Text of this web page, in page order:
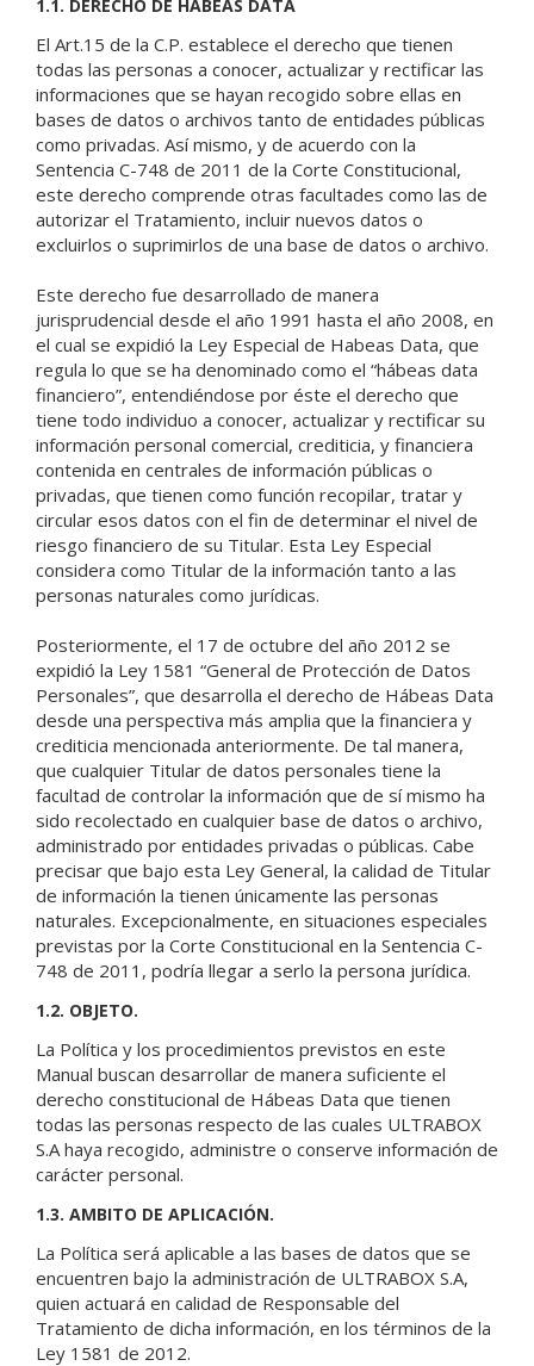
1.1. DERECHO DE HABEAS DATA
El Art.15 de la C.P. establece el derecho que tienen
todas las personas a conocer, actualizar y rectificar las
informaciones que se hayan recogido sobre ellas en
bases de datos o archivos tanto de entidades públicas
como privadas. Así mismo, y de acuerdo con la
Sentencia C-748 de 2011 de la Corte Constitucional,
este derecho comprende otras facultades como las de
autorizar el Tratamiento, incluir nuevos datos o
excluirlos o suprimirlos de una base de datos o archivo.
Este derecho fue desarrollado de manera
jurisprudencial desde el año 1991 hasta el año 2008, en
el cual se expidió la Ley Especial de Habeas Data, que
regula lo que se ha denominado como el “hábeas data
financiero”, entendiéndose por éste el derecho que
tiene todo individuo a conocer, actualizar y rectificar su
información personal comercial, crediticia, y financiera
contenida en centrales de información públicas o
privadas, que tienen como función recopilar, tratar y
circular esos datos con el fin de determinar el nivel de
riesgo financiero de su Titular. Esta Ley Especial
considera como Titular de la información tanto a las
personas naturales como jurídicas.
Posteriormente, el 17 de octubre del año 2012 se
expidió la Ley 1581 “General de Protección de Datos
Personales”, que desarrolla el derecho de Hábeas Data
desde una perspectiva más amplia que la financiera y
crediticia mencionada anteriormente. De tal manera,
que cualquier Titular de datos personales tiene la
facultad de controlar la información que de sí mismo ha
sido recolectado en cualquier base de datos o archivo,
administrado por entidades privadas o públicas. Cabe
precisar que bajo esta Ley General, la calidad de Titular
de información la tienen únicamente las personas
naturales. Excepcionalmente, en situaciones especiales
previstas por la Corte Constitucional en la Sentencia C-
748 de 2011, podría llegar a serlo la persona jurídica.
1.2. OBJETO.
La Política y los procedimientos previstos en este
Manual buscan desarrollar de manera suficiente el
derecho constitucional de Hábeas Data que tienen
todas las personas respecto de las cuales ULTRABOX
S.A haya recogido, administre o conserve información de
carácter personal.
1.3. AMBITO DE APLICACIÓN.
La Política será aplicable a las bases de datos que se
encuentren bajo la administración de ULTRABOX S.A,
quien actuará en calidad de Responsable del
Tratamiento de dicha información, en los términos de la
Ley 1581 de 2012.